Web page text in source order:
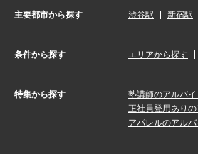
主要都市から探す 渋谷駅 新宿駅
条件から探す エリアから探す
特集から探す 塾講師のアルバイ
正社員登用ありの
アパレルのアルバ